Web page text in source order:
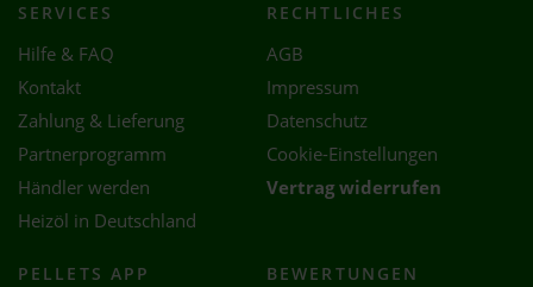
SERVICES
Hilfe & FAQ
Kontakt
Zahlung & Lieferung
Partnerprogramm
Händler werden
Heizöl in Deutschland
RECHTLICHES
AGB
Impressum
Datenschutz
Cookie-Einstellungen
Vertrag widerrufen
PELLETS APP BEWERTUNGEN